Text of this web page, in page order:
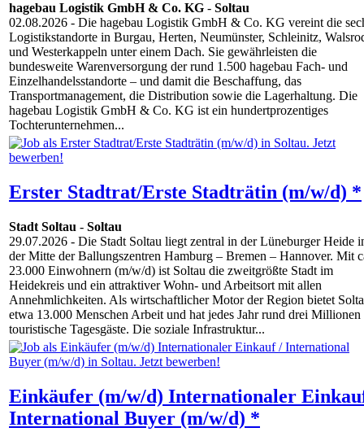
hagebau Logistik GmbH & Co. KG - Soltau
02.08.2026 - Die hagebau Logistik GmbH & Co. KG vereint die
Logistikstandorte in Burgau, Herten, Neumünster, Schleinitz,
und Westerkappeln unter einem Dach. Sie gewährleisten die
bundesweite Warenversorgung der rund 1.500 hagebau Fach- und
Einzelhandelsstandorte – und damit die Beschaffung, das
Transportmanagement, die Distribution sowie die Lagerhaltung. Die
hagebau Logistik GmbH & Co. KG ist ein hundertprozentiges
Tochterunternehmen...
Erster Stadtrat/Erste Stadträtin (m/w/d) *
Stadt Soltau - Soltau
29.07.2026 - Die Stadt Soltau liegt zentral in der Lüneburger Heide
der Mitte der Ballungs­zentren Hamburg – Bremen – Hannover. Mit
23.000 Einwohnern (m/w/d) ist Soltau die zweitgrößte Stadt im
Heidekreis und ein attraktiver Wohn- und Arbeitsort mit allen
Annehmlichkeiten. Als wirtschaftlicher Motor der Region bietet
etwa 13.000 Menschen Arbeit und hat jedes Jahr rund drei Millionen
touristische Tagesgäste. Die soziale Infrastruktur...
Einkäufer (m/w/d) Internationaler
International Buyer (m/w/d) *